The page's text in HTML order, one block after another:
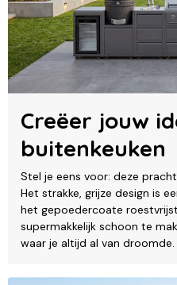
Creëer jouw
buitenkeuken
Stel je eens voor: deze
Het strakke, grijze design is
het gepoedercoate
supermakkelijk schoon te
waar je altijd al van droomde.